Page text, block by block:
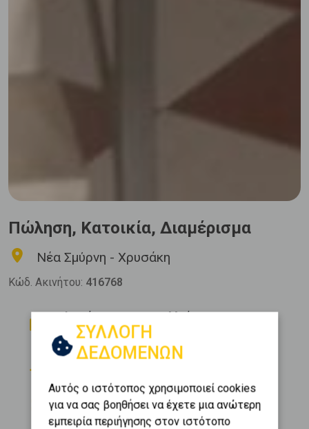
Πώληση, Κατοικία, Διαμέρισμα
Νέα Σμύρνη - Χρυσάκη
Κώδ. Ακινήτου: 416768
Δωμάτια
3
Μπάνια
Όροφος
Θέση Στάθμευσης
Εμβαδόν
138 m2
Κατασκευή
2002
ΣΥΛΛΟΓΗ
ΔΕΔΟΜΕΝΩΝ
Αυτός ο ιστότοπος χρησιμοποιεί cookies
για να σας βοηθήσει να έχετε μια ανώτερη
εμπειρία περιήγησης στον ιστότοπο